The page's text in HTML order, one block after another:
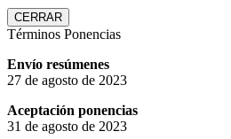
CERRAR
Términos Ponencias
Envío resúmenes
27 de agosto de 2023
Aceptación ponencias
31 de agosto de 2023